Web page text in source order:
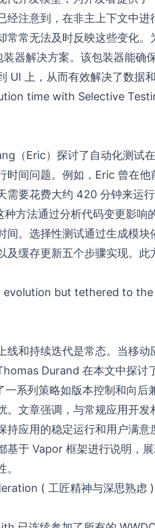
经注意到，在非主上下文中
常常无法及时反映这些变化
装器解决方案。该包装器能确
UI 上，从而有效解决了数据
time with Selective
（Eric）探讨了自动化测试
时间问题。例如，Eric 曾在他
需要花费大约 420 分钟来运
种方法通过分析代码变更影响
间。选择性测试通过生成模
及缓存更新五个步骤实现。
but tethered to the
线和持续迭代是常态。当移
Durand 在本文中探讨
一系列策略如版本控制和向后
。文章强调，与常规应用开
应用的稳定运行和用户满意
基于 Vapor 框架进行说明，
( 工匠精神与深思熟虑 )